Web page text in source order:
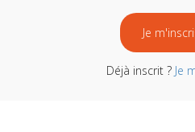
Je
Déjà inscrit ? Je